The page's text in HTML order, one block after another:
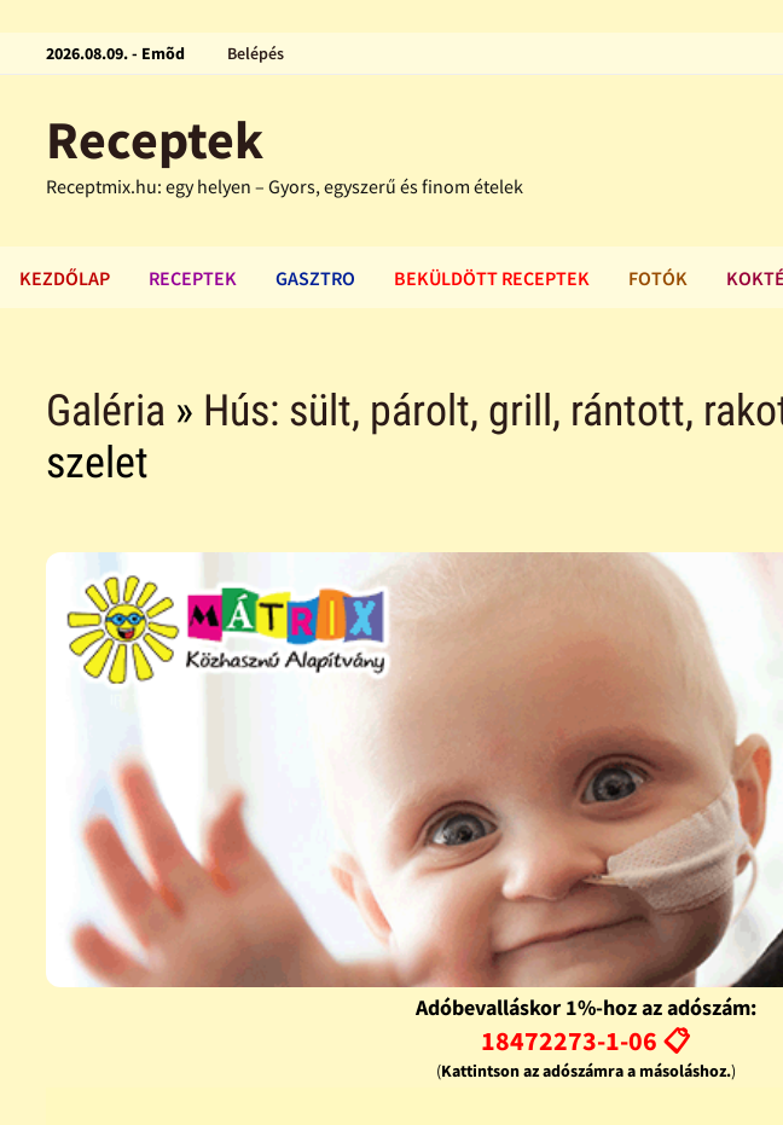
2026.08.09. - Emõd Belépés
Receptek
Receptmix.hu: egy helyen – Gyors, egyszerű és finom ételek
KEZDŐLAP RECEPTEK GASZTRO BEKÜLDÖTT RECEPTEK FOTÓK
Galéria » Hús: sült, párolt, grill, rántott,
szelet
Adóbevalláskor 1%-hoz az adószám:
18472273-1-06 📋
(Kattintson az adószámra a másoláshoz.)